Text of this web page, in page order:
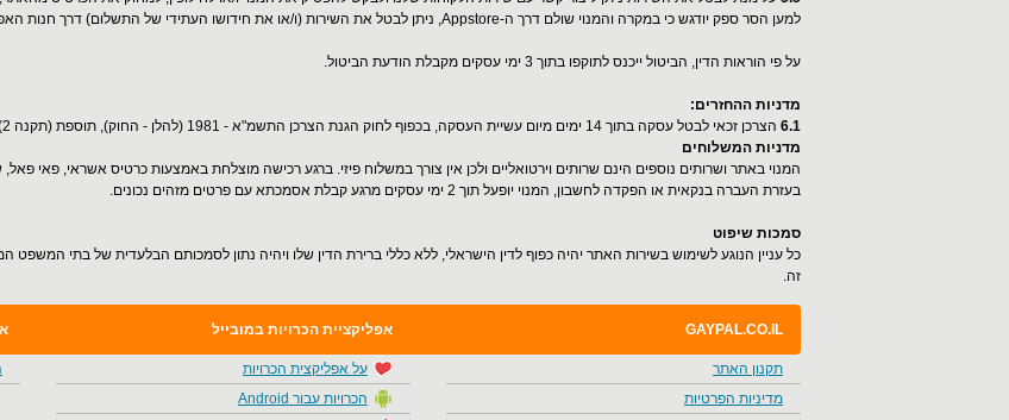
למען הסר ספק יודגש כי במקרה והמנוי שולם דרך ה-Appstore, ניתן לבטל את השירות (ו/או את חידושו העתידי של התשלום) דרך חנות האפליקציות Appstore בלבד.
על פי הוראות הדין, הביטול ייכנס לתוקפו בתוך 3 ימי עסקים מקבלת הודעת הביטול.
מדניות ההחזרים:
6.1 הצרכן זכאי לבטל עסקה בתוך 14 ימים מיום עשיית העסקה, בכפוף לחוק הגנת הצרכן התשמ"א - 1981 (להלן - החוק), תוספת (תקנה 2) 18.
מדניות המשלוחים
המנוי באתר ושרותים נוספים הינם שרותים וירטואליים ולכן אין צורך במשלוח פיזי. ברגע רכישה מוצלחת באמצעות כרטיס אשראי, פאי
בעזרת העברה בנקאית או הפקדה לחשבון, המנוי יופעל תוך 2 ימי עסקים מרגע קבלת אסמכתא עם פרטים מזהים נכונים.
סמכות שיפוט
כל עניין הנוגע לשימוש בשירות האתר יהיה כפוף לדין הישראלי, ללא כללי ברירת הדין שלו ויהיה נתון לסמכותם הבלעדית של בתי
זה.
GAYPAL.CO.IL אפליקציית הכרויות במובייל
תקנון האתר
מדיניות הפרטיות
על אפליקצית הכרויות
הכרויות עבור Android